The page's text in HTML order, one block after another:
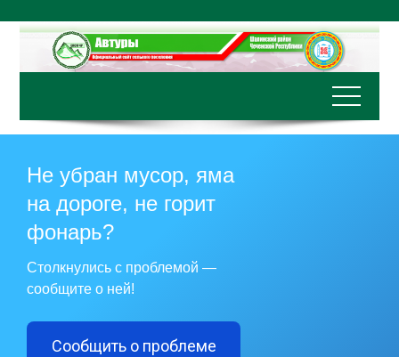
содержимому
Не убран мусор, яма
на дороге, не горит
фонарь?
Столкнулись с проблемой —
сообщите о ней!
Сообщить о проблеме